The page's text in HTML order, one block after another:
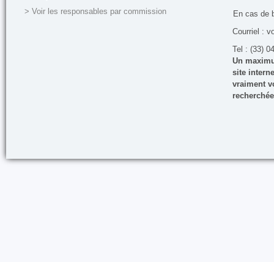
> Voir les responsables par commission
En cas de
Courriel :
Tel : (33)
Un
site
vraiment